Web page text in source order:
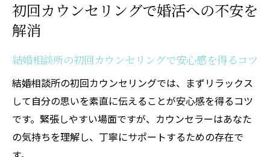
結婚相談所で不安を伝えるときのポイント
初回カウンセリングで婚活の悩みが軽くな
結婚相談所のサポートが大阪府で選ばれる理由
結婚相談所のカウンセラーが大阪府で支持
される理由
初回カウンセリングで婚活への不安を
解消
結婚相談所の初回カウンセリングで安心感を得るコツ
結婚相談所の初回カウンセリングでは、まずリラックス
して自分の思いを素直に伝えることが安心感を得るコツ
です。緊張しやすい場面ですが、カウンセラーはあなた
の気持ちを理解し、丁寧にサポートするための存在で